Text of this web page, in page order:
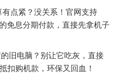
有点紧？没关系！官网支持
免息分期付款，直接先拿机子
旧电脑？别让它吃灰，直接
扣购机款，环保又回血！